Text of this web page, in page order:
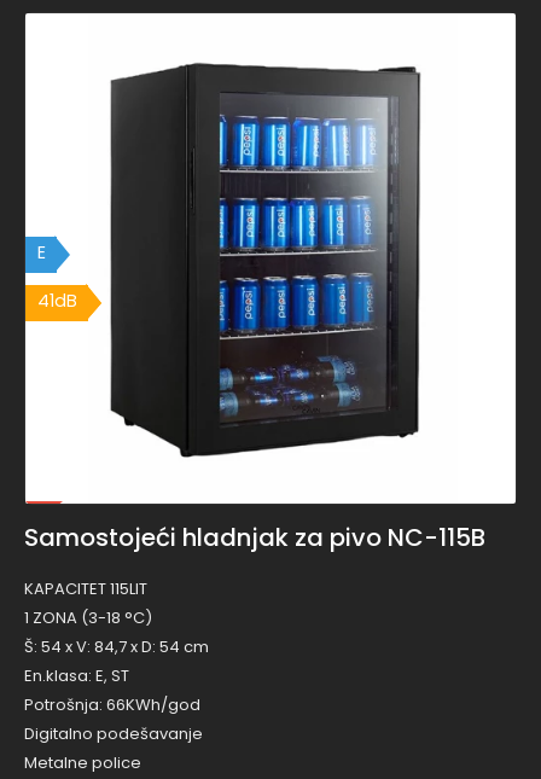
E
41dB
41dB
Samostojeći hladnjak za pivo NC-115B
KAPACITET 115LIT
1 ZONA (3-18 °C)
Š: 54 x V: 84,7 x D: 54 cm
En.klasa: E, ST
Potrošnja: 66KWh/god
Digitalno podešavanje
Metalne police